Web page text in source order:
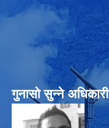
गुनासो सुन्‍ने अधिकारी